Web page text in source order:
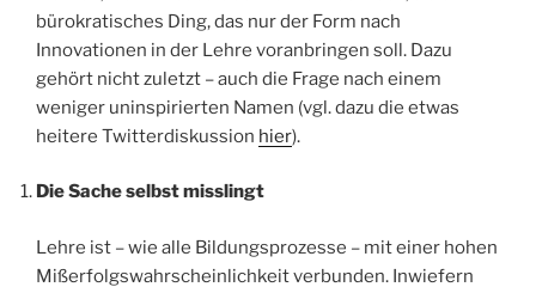
bürokratisches Ding, das nur der Form nach
Innovationen in der Lehre voranbringen soll. Dazu
gehört nicht zuletzt – auch die Frage nach einem
weniger uninspirierten Namen (vgl. dazu die etwas
heitere Twitterdiskussion hier).
Die Sache selbst misslingt
Lehre ist – wie alle Bildungsprozesse – mit einer hohen
Mißerfolgswahrscheinlichkeit verbunden. Inwiefern